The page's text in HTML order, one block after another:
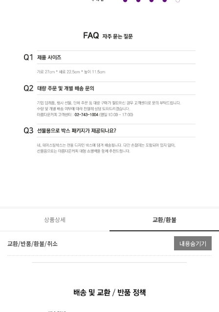
상품상세 교환/환불
교환/반품/환불/취소 내용숨기기